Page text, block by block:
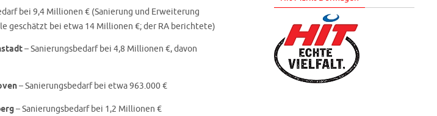
bei 9,4 Millionen € (Sanierung und Erweiterung
geschätzt bei etwa 14 Millionen €;der RA berichtete)
– Sanierungsbedarf bei 4,8 Millionen €, davon
– Sanierungsbedarf bei etwa 963.000 €
– Sanierungsbedarf bei 1,2 Millionen €